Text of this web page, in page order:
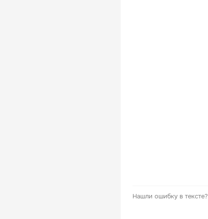
Нашли ошибку в тексте?